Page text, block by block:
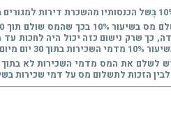
השנה ומשלמים מקדמות במהלך השנה בהתאם להוראות סעיף 175
בסעיף.
הזכות לתשלום מס על דמי שכירות